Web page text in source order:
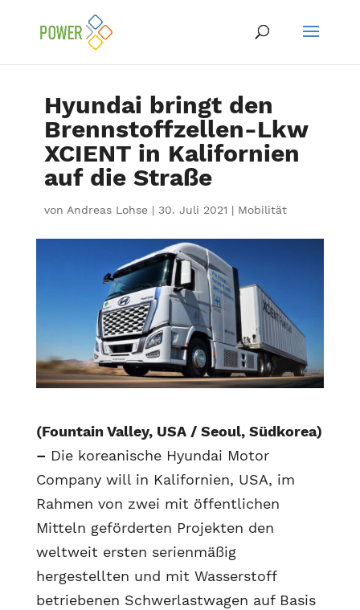
Hyundai bringt den
Brennstoffzellen-Lkw
XCIENT in Kalifornien
auf die Straße
von Andreas Lohse| 30. Juli 2021 | Mobilität
(Fountain Valley, USA / Seoul, Südkorea)
– Die koreanische Hyundai Motor
Company will in Kalifornien, USA, im
Rahmen von zwei mit öffentlichen
Mitteln geförderten Projekten den
weltweit ersten serienmäßig
hergestellten und mit Wasserstoff
betriebenen Schwerlastwagen auf Basis